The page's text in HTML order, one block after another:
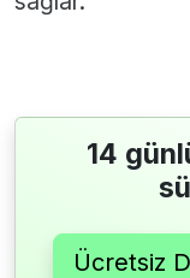
14
Ücretsiz